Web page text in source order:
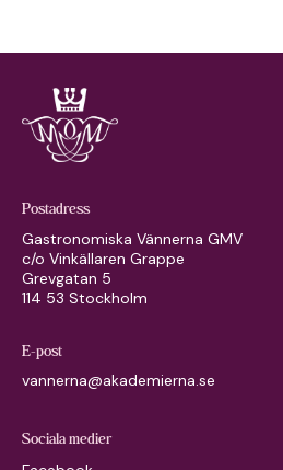
Postadress
Gastronomiska Vännerna GMV
c/o Vinkällaren Grappe
Grevgatan 5
114 53 Stockholm
E-post
vannerna@akademierna.se
Sociala medier